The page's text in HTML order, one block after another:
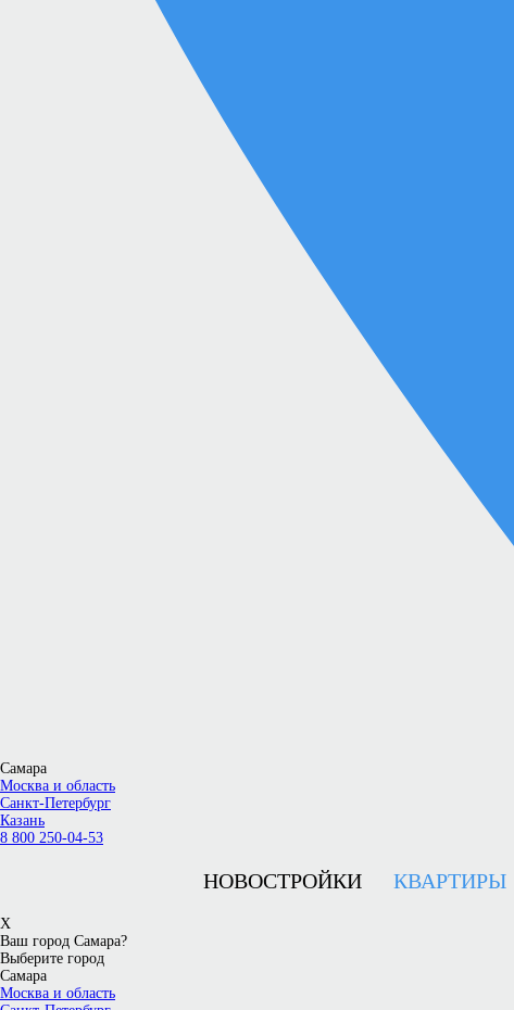
Самара
Москва и область
Санкт-Петербург
Казань
8 800 250-04-53
НОВОСТРОЙКИ КВАРТИРЫ
X
Ваш город Самара?
Выберите город
Самара
Москва и область